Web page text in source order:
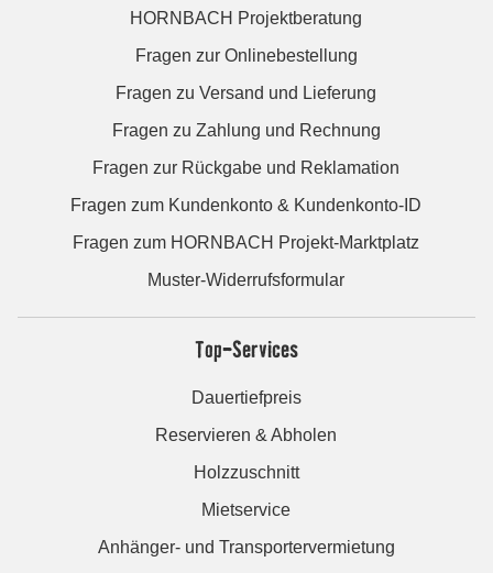
HORNBACH Projektberatung
Fragen zur Onlinebestellung
Fragen zu Versand und Lieferung
Fragen zu Zahlung und Rechnung
Fragen zur Rückgabe und Reklamation
Fragen zum Kundenkonto & Kundenkonto-ID
Fragen zum HORNBACH Projekt-Marktplatz
Muster-Widerrufsformular
Top-Services
Dauertiefpreis
Reservieren & Abholen
Holzzuschnitt
Mietservice
Anhänger- und Transportervermietung